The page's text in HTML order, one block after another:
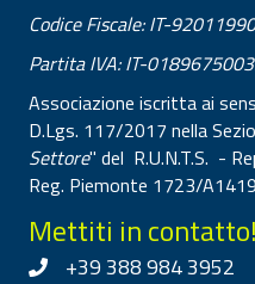
Codice Fiscale: IT-
Partita IVA: IT-
Associazione iscritta ai
D.Lgs. 117/2017 nella
Settore" del R.U.N.T.S. -
Reg. Piemonte 1723/
Mettiti in contatto!
+39 388 984 3952